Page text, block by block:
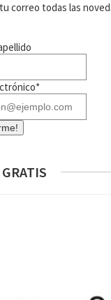
correo todas las